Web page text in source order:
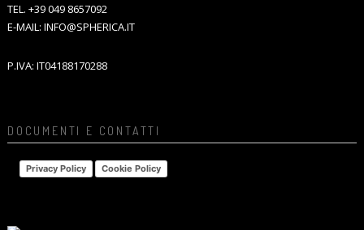
TEL. +39 049 8657092
E-MAIL: INFO@SPHERICA.IT
P.IVA: IT04188170288
DOCUMENTI E CONTATTI
Privacy Policy Cookie Policy